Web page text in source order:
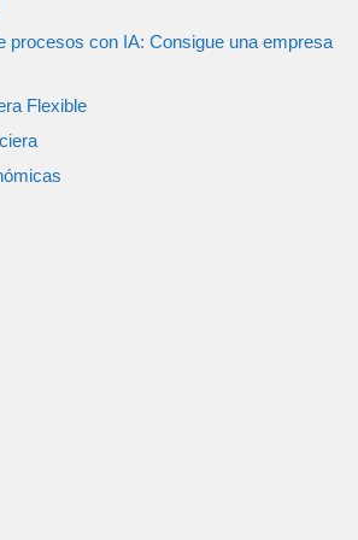
procesos con IA: Consigue una empresa
Flexible